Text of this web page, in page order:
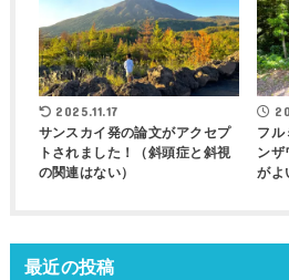
2025.11.17
サンスカイ発の論文がアクセプ
トされました！（斜頭症と斜視
の関連はない）
フル
ンザ
がよ
最近の投稿